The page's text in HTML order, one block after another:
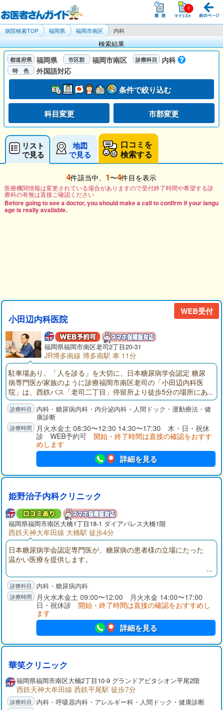
病院検索TOP 福岡県 福岡市南区 内科
検索結果
福岡県 福岡市南区
内科
外国語対応
条件で絞り込む
科目変更 市郡変更
リスト
で見る
地図
で見る
口コミを
検索する
4件該当中、 1〜4件目を表示
医療機関情報は変更されている場合がありますので受付終了時間や希望する診
療科の有無は直接ご確認ください
Before going to see a doctor, you should make a call to confirm if your langu
age is really available.
WEB受付
小田辺内科医院
福岡県福岡市南区老司2丁目20-31
JR博多南線 博多南駅 車 11分
駐車場あり。「人を診る」を大切に、日本糖尿病学会認定 糖尿
病専門医が家族のように診療福岡市南区老司の「小田辺内科医
院」は、西鉄バス「老司二丁目」停留所より徒歩5分の場所にあ
ります。また、30台分の専用駐車場があるので、お車でご来院
の方はそちらをご利用ください。当院では、内科・糖尿病内科
についての診療を行っていて、特に糖尿病治療に力を入れてい
ます。糖尿病は知らない間に血管や臓器を傷つけ、さまざまな
病気を引き起こす恐れがあります。当院には「日本糖尿病学会
認定 糖尿病専門医」がいるので、専門的な治療を行いつつ、必
要に応じて、他の医療施設と連携を取りながらサポートいたし
ます。当日受診も可能ですので、どうぞお越しください。
内科・糖尿病内科・内分泌内科・人間ドック・運動療法・健
康診断
月火水金土 08:30〜12:30 14:30〜17:30 木・日・祝休
診 WEB予約可 開始・終了時間は直接の確認をおすす
めします
詳細を見る
姫野治子内科クリニック
福岡県福岡市南区大橋1丁目18-1 ダイアパレス大橋1階
西鉄天神大牟田線 大橋駅 徒歩4分
日本糖尿病学会認定専門医が、糖尿病の患者様の立場にたった
温かい医療を提供します。
内科・糖尿病内科
月火水木金土 09:00〜12:00 月火水金 14:00〜17:00
日・祝休診 開始・終了時間は直接の確認をおすすめし
ます
詳細を見る
華笑クリニック
福岡県福岡市南区大楠2丁目10-9 グランドアビタシオン平尾2階
西鉄天神大牟田線 西鉄平尾駅 徒歩7分
内科・呼吸器内科・アレルギー科・人間ドック・健康診断